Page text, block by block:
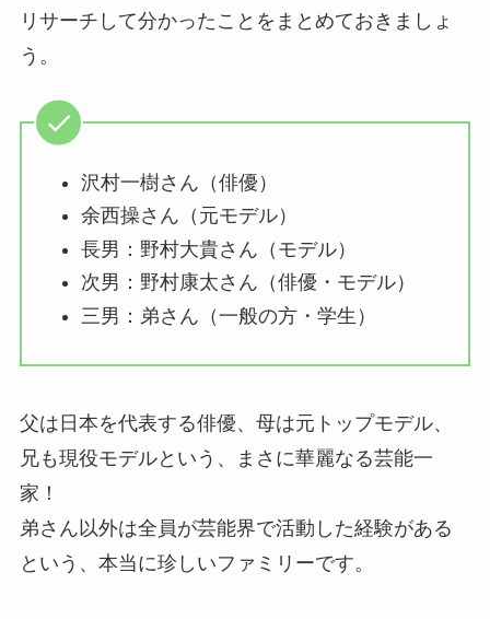
リサーチして分かったことをまとめておきましょ
う。
沢村一樹さん（俳優）
余西操さん（元モデル）
長男：野村大貴さん（モデル）
次男：野村康太さん（俳優・モデル）
三男：弟さん（一般の方・学生）
父は日本を代表する俳優、母は元トップモデル、
兄も現役モデルという、まさに華麗なる芸能一
家！
弟さん以外は全員が芸能界で活動した経験がある
という、本当に珍しいファミリーです。